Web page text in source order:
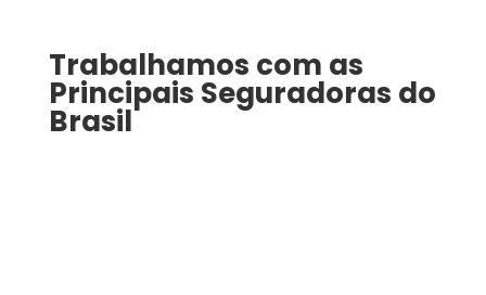
Trabalhamos com as
Principais Seguradoras do
Brasil